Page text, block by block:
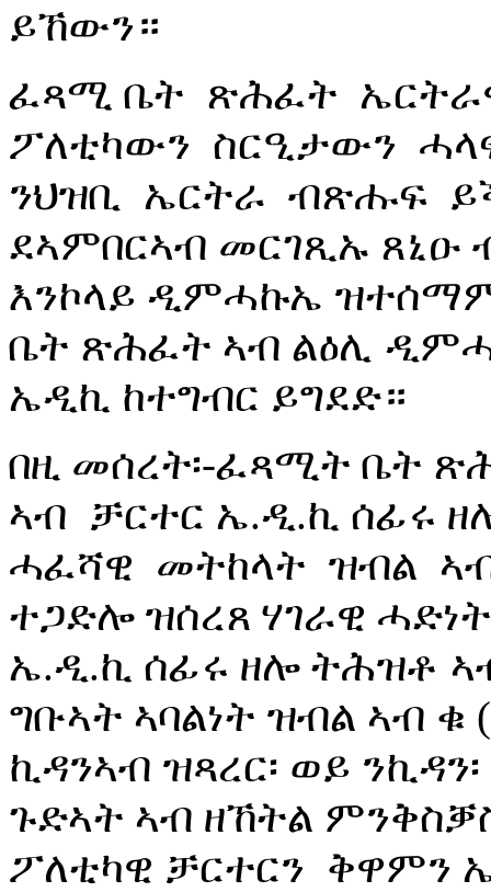
ይኸውን።
ፈጻሚ ቤት ጽሕፈት
ፖለቲካውን ስርዒታውን
ንህዝቢ ኤርትራ ብጽሑፍ
ደኣምበርኣብ መርገጺኡ ጸኒዑ
እንኮላይ ዲምሓኩኤ
ቤት ጽሕፈት ኣብ ልዕሊ
ኤዲኪ ከተግብር ይግደድ።
በዚ መሰረት፡-ፈጻሚት ቤት
ኣብ ቻርተር ኤ.ዲ.ኪ ሰፊሩ
ሓፈሻዊ መትከላት ዝብል
ተጋድሎ ዝሰረጸ ሃገራዊ
ኤ.ዲ.ኪ ሰፊሩ ዘሎ ትሕዝቶ
ግቡኣት ኣባልነት ዝብል ኣብ
ኪዳንኣብ ዝጻረር፡ ወይ
ጉድኣት ኣብ ዘኸትል
ፖለቲካዊ ቻርተርን ቅዋምን